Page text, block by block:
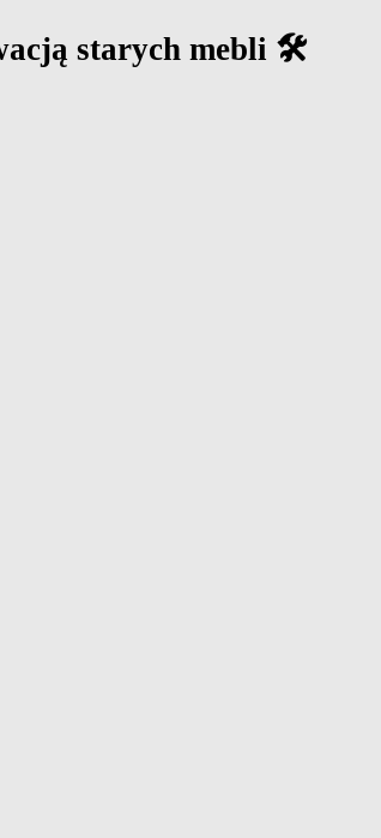
starych mebli 🛠️